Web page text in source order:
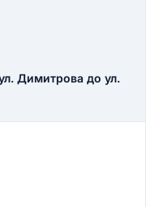
Димитрова до ул.